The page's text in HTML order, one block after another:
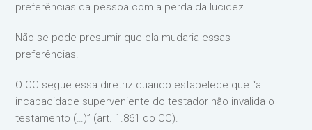
preferências da pessoa com a perda da lucidez.
Não se pode presumir que ela mudaria essas
preferências.
O CC segue essa diretriz quando estabelece que “a
incapacidade superveniente do testador não invalida o
testamento (…)” (art. 1.861 do CC).